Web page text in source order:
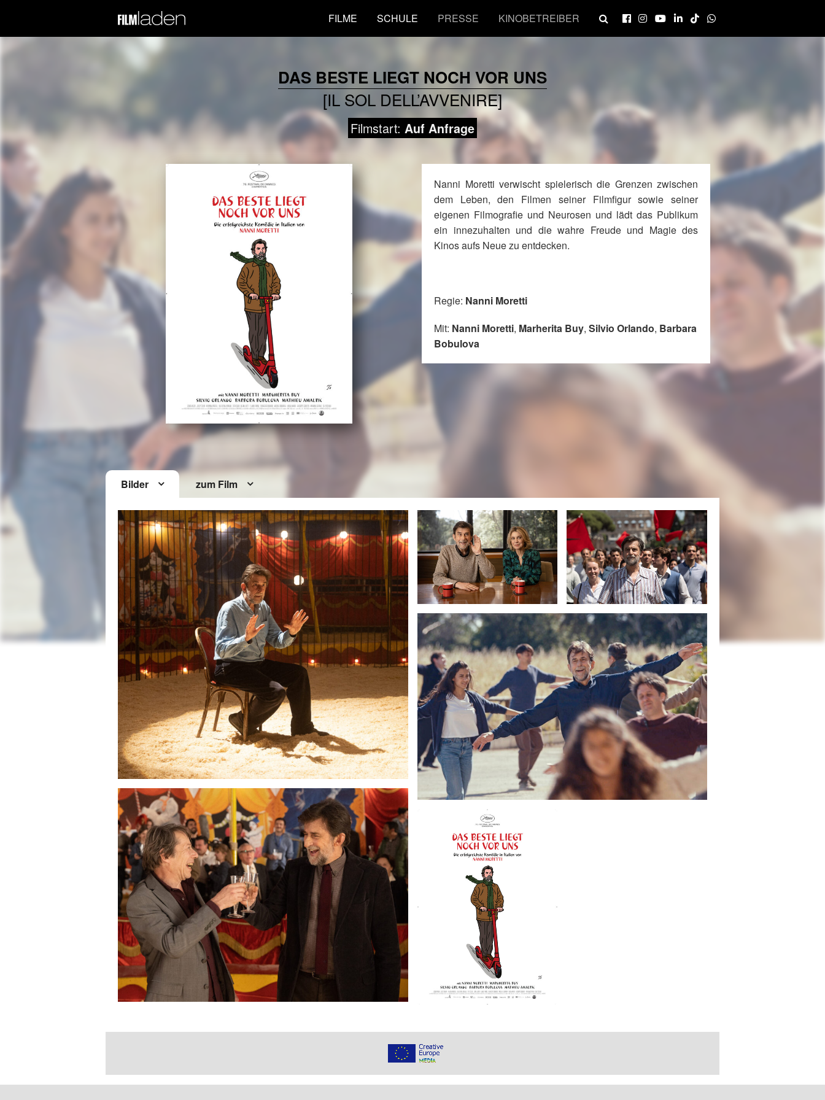
FILME SCHULE PRESSE KINOBETREIBER
DAS BESTE LIEGT NOCH VOR UNS
[IL SOL DELL’AVVENIRE]
Filmstart: Auf Anfrage
Nanni Moretti verwischt spielerisch die Grenzen zwischen
dem Leben, den Filmen seiner Filmfigur sowie seiner
eigenen Filmografie und Neurosen und lädt das Publikum
ein innezuhalten und die wahre Freude und Magie des
Kinos aufs Neue zu entdecken.
Regie: Nanni Moretti
Mit: Nanni Moretti, Marherita Buy, Silvio Orlando, Barbara
Bobulova
Bilder zum Film